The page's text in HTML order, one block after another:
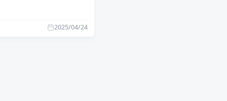
2025/04/24